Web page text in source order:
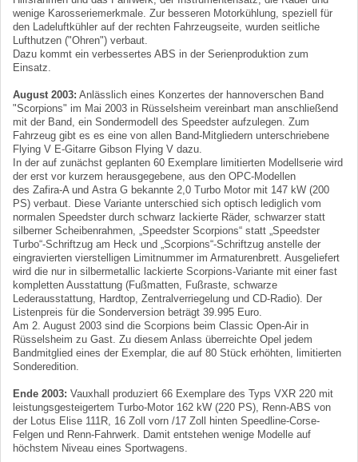
wenige Karosseriemerkmale. Zur besseren Motorkühlung, speziell für
den Ladeluftkühler auf der rechten Fahrzeugseite, wurden seitliche
Lufthutzen ("Ohren") verbaut.
Dazu kommt ein verbessertes ABS in der Serienproduktion zum
Einsatz.
August 2003: Anlässlich eines Konzertes der hannoverschen Band
"Scorpions" im Mai 2003 in Rüsselsheim vereinbart man anschließend
mit der Band, ein Sondermodell des Speedster aufzulegen. Zum
Fahrzeug gibt es es eine von allen Band-Mitgliedern unterschriebene
Flying V E-Gitarre Gibson Flying V dazu.
In der auf zunächst geplanten 60 Exemplare limitierten Modellserie wird
der erst vor kurzem herausgegebene, aus den OPC-Modellen
des Zafira-A und Astra G bekannte 2,0 Turbo Motor mit 147 kW (200
PS) verbaut. Diese Variante unterschied sich optisch lediglich vom
normalen Speedster durch schwarz lackierte Räder, schwarzer statt
silberner Scheibenrahmen, „Speedster Scorpions“ statt „Speedster
Turbo“-Schriftzug am Heck und „Scorpions“-Schriftzug anstelle der
eingravierten vierstelligen Limitnummer im Armaturenbrett. Ausgeliefert
wird die nur in silbermetallic lackierte Scorpions-Variante mit einer fast
kompletten Ausstattung (Fußmatten, Fußraste, schwarze
Lederausstattung, Hardtop, Zentralverriegelung und CD-Radio). Der
Listenpreis für die Sonderversion beträgt 39.995 Euro.
Am 2. August 2003 sind die Scorpions beim Classic Open-Air in
Rüsselsheim zu Gast. Zu diesem Anlass überreichte Opel jedem
Bandmitglied eines der Exemplar, die auf 80 Stück erhöhten, limitierten
Sonderedition.
Ende 2003: Vauxhall produziert 66 Exemplare des Typs VXR 220 mit
leistungsgesteigertem Turbo-Motor 162 kW (220 PS), Renn-ABS von
der Lotus Elise 111R, 16 Zoll vorn /17 Zoll hinten Speedline-Corse-
Felgen und Renn-Fahrwerk. Damit entstehen wenige Modelle auf
höchstem Niveau eines Sportwagens.